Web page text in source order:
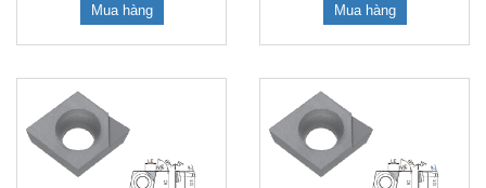
Mua hàng Mua hàng